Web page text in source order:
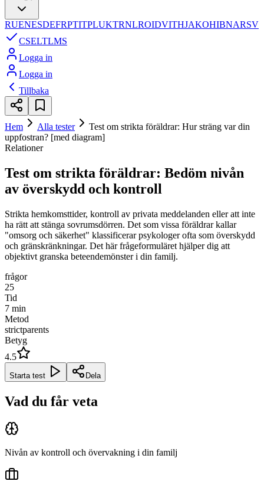
RUENESDEFRPTITPLUKTRNLROIDVITHJAKOHIBNARSV
CSELTLMS
Logga in
Logga in
Tillbaka
Hem Alla tester
Test om strikta föräldrar: Hur sträng var din
uppfostran? [med diagram]
Relationer
Test om strikta föräldrar: Bedöm nivån
av överskydd och kontroll
Strikta hemkomsttider, kontroll av privata meddelanden eller att inte
ha rätt att stänga sovrumsdörren. Det som vissa föräldrar kallar
"omsorg och säkerhet" klassificerar psykologer ofta som överskydd
och gränskränkningar. Det här frågeformuläret hjälper dig att
objektivt granska beteendemönster i din familj.
frågor
25
Tid
7 min
Metod
strictparents
Betyg
4.5
Starta test Dela
Vad du får veta
Nivån av kontroll och övervakning i din familj